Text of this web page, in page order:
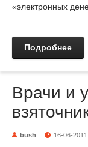
«электронных
Подробнее
Врачи и
bush 16-06-